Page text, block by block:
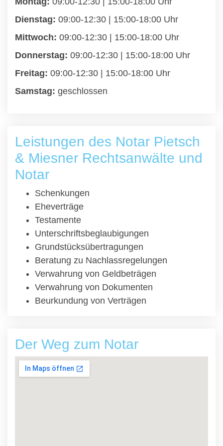
Dienstag: 09:00-12:30 | 15:00-18:00 Uhr
Mittwoch: 09:00-12:30 | 15:00-18:00 Uhr
Donnerstag: 09:00-12:30 | 15:00-18:00 Uhr
Freitag: 09:00-12:30 | 15:00-18:00 Uhr
Samstag: geschlossen
Leistungen des Notar Pietsch
& Miesner Rechtsanwälte und
Notar
Schenkungen
Eheverträge
Testamente
Unterschriftsbeglaubigungen
Grundstücksübertragungen
Beratung zu Nachlassregelungen
Verwahrung von Geldbeträgen
Verwahrung von Dokumenten
Beurkundung von Verträgen
Der Weg zum Notar